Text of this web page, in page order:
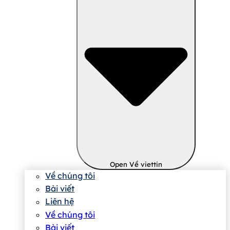
Open Về viettin
Về chúng tôi
Bài viết
Liên hệ
Về chúng tôi
Bài viết